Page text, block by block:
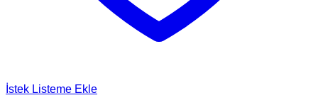
İstek Listeme Ekle